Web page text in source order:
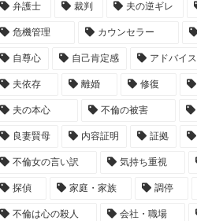
弁護士 裁判 夫の逆ギレ
危機管理 カウンセラー
自尊心 自己肯定感 アドバイス
夫依存 離婚 修復
夫の本心 不倫の被害
良妻賢母 内容証明 証拠
不倫女の言い訳 気持ち重視
探偵 家庭・家族 調停
不倫は心の殺人 会社・職場